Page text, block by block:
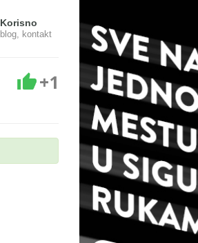
Korisno
blog, kontakt
+1